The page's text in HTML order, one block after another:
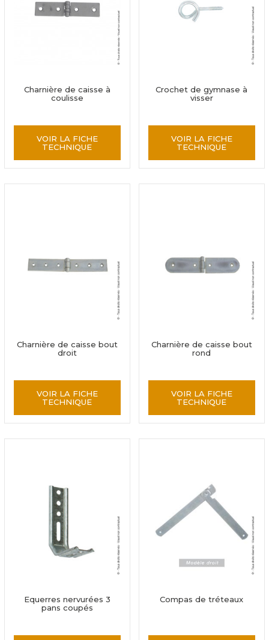
Charnière de caisse à
coulisse
VOIR LA FICHE
TECHNIQUE
Crochet de gymnase à
visser
VOIR LA FICHE
TECHNIQUE
Charnière de caisse bout
droit
VOIR LA FICHE
TECHNIQUE
Charnière de caisse bout
rond
VOIR LA FICHE
TECHNIQUE
Equerres nervurées 3
pans coupés
Compas de tréteaux